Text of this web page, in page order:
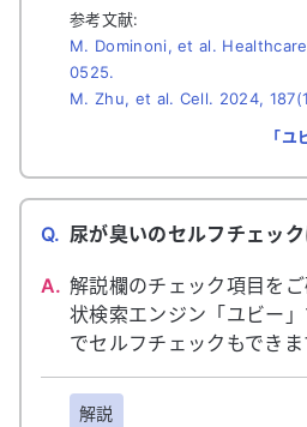
参考文献:
M. Dominoni, et al.
0525.
M. Zhu, et al. Cell. 2024,
「
Q. 尿が臭いのセルフチェッ
A. 解説欄のチェック項目を
状検索エンジン「ユビー
でセルフチェックもできま
解説